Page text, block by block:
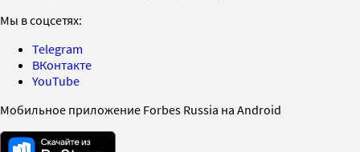
Мы в соцсетях:
Telegram
ВКонтакте
YouTube
Мобильное приложение Forbes Russia на Android